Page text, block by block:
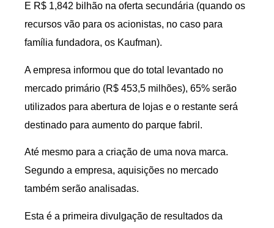
E R$ 1,842 bilhão na oferta secundária (quando os
recursos vão para os acionistas, no caso para
família fundadora, os Kaufman).
A empresa informou que do total levantado no
mercado primário (R$ 453,5 milhões), 65% serão
utilizados para abertura de lojas e o restante será
destinado para aumento do parque fabril.
Até mesmo para a criação de uma nova marca.
Segundo a empresa, aquisições no mercado
também serão analisadas.
Esta é a primeira divulgação de resultados da